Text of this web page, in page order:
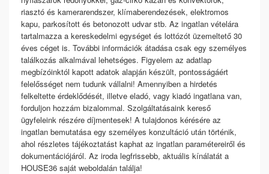
riasztó és kamerarendszer, klímaberendezések, elektromos
kapu, parkosított és betonozott udvar stb. Az ingatlan vételára
tartalmazza a kereskedelmi egységet és lottózót üzemeltető 30
éves céget is. További információk átadása csak egy személyes
találkozás alkalmával lehetséges. Figyelem az adatlap
megbízóinktól kapott adatok alapján készült, pontosságáért
felelősséget nem tudunk vállalni! Amennyiben a hirdetés
felkeltette érdeklődését, illetve eladó, vagy kiadó ingatlana van,
forduljon hozzám bizalommal. Szolgáltatásaink kereső
ügyfeleink részére díjmentesek! A tulajdonos kérésére az
ingatlan bemutatása egy személyes konzultáció után történik,
ahol részletes tájékoztatást kaphat az ingatlan paramétereiről és
dokumentációjáról. Az iroda legfrissebb, aktuális kínálatát a
HOUSE36 saját weboldalán találja!